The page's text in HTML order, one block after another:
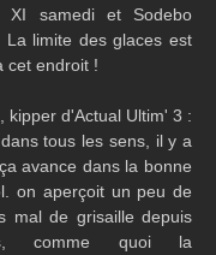
XI samedi et Sodebo
La limite des glaces est
cet endroit !
kipper d'Actual Ultim' 3 :
tous les sens, il y a
avance dans la bonne
on aperçoit un peu de
mal de grisaille depuis
comme quoi la